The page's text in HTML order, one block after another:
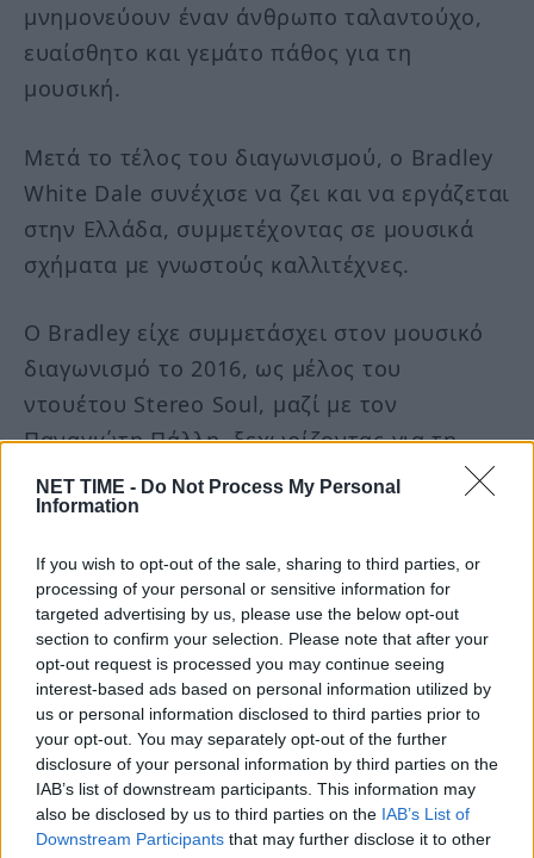
NET TIME - Do Not Process My Personal
Information
If you wish to opt-out of the sale, sharing to third parties, or
processing of your personal or sensitive information for
targeted advertising by us, please use the below opt-out
section to confirm your selection. Please note that after your
opt-out request is processed you may continue seeing
interest-based ads based on personal information utilized by
us or personal information disclosed to third parties prior to
your opt-out. You may separately opt-out of the further
disclosure of your personal information by third parties on the
IAB’s list of downstream participants. This information may
also be disclosed by us to third parties on the IAB’s List of
Downstream Participants that may further disclose it to other
μνημονεύουν έναν άνθρωπο ταλαντούχο,
ευαίσθητο και γεμάτο πάθος για τη
μουσική.
Μετά το τέλος του διαγωνισμού, ο Bradley
White Dale συνέχισε να ζει και να εργάζεται
στην Ελλάδα, συμμετέχοντας σε μουσικά
σχήματα με γνωστούς καλλιτέχνες.
Ο Bradley είχε συμμετάσχει στον μουσικό
διαγωνισμό το 2016, ως μέλος του
ντουέτου Stereo Soul, μαζί με τον
Παναγιώτη Πάλλη, ξεχωρίζοντας για τη
φωνή του, το ταλέντο και τη σκηνική του
παρουσία. Η καταγωγή του ήταν βρετανική,
ελληνικό κοινό.